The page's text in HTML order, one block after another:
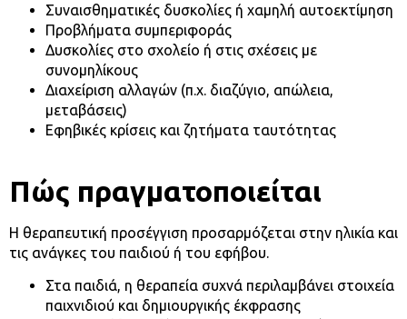
Συναισθηματικές δυσκολίες ή χαμηλή αυτοεκτίμηση
Προβλήματα συμπεριφοράς
Δυσκολίες στο σχολείο ή στις σχέσεις με
συνομηλίκους
Διαχείριση αλλαγών (π.χ. διαζύγιο, απώλεια,
μεταβάσεις)
Εφηβικές κρίσεις και ζητήματα ταυτότητας
Πώς πραγματοποιείται
Η θεραπευτική προσέγγιση προσαρμόζεται στην ηλικία και
τις ανάγκες του παιδιού ή του εφήβου.
Στα παιδιά, η θεραπεία συχνά περιλαμβάνει στοιχεία
παιχνιδιού και δημιουργικής έκφρασης